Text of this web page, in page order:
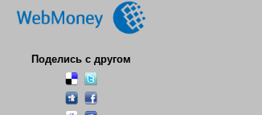
Поделись с другом